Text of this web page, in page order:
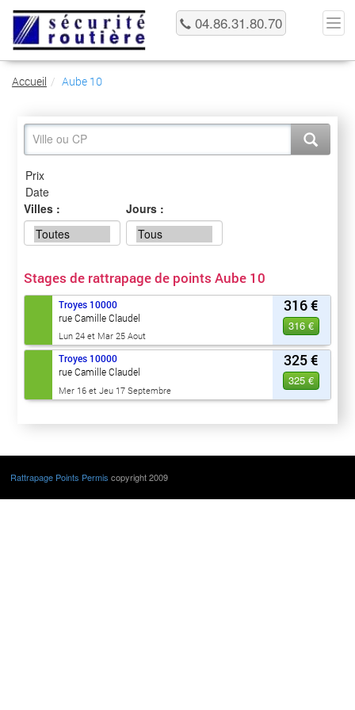
04.86.31.80.70
Accueil Aube 10
Villes : Jours :
Stages de rattrapage de points Aube 10
316 €
316 €
Troyes 10000
rue Camille Claudel
Lun 24 et Mar 25 Aout
325 €
325 €
Troyes 10000
rue Camille Claudel
Mer 16 et Jeu 17 Septembre
Rattrapage Points Permis copyright 2009